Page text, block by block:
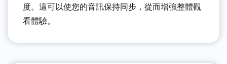
度。這可以使您的音訊保持同步，從而增強整體觀
看體驗。